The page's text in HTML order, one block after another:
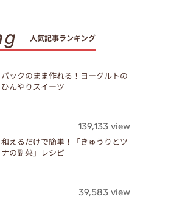
人気記事ランキング
パックのまま作れる！ヨーグルトの
ひんやりスイーツ
139,133 view
和えるだけで簡単！「きゅうりとツ
ナの副菜」レシピ
39,583 view